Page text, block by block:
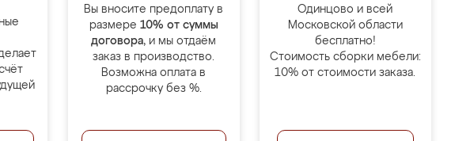
Вы вносите предоплату в
размере 10% от суммы
договора, и мы отдаём
заказ в производство.
Возможна оплата в
рассрочку без %.
Одинцово и всей
Московской области
бесплатно!
Стоимость сборки мебели:
10% от стоимости заказа.